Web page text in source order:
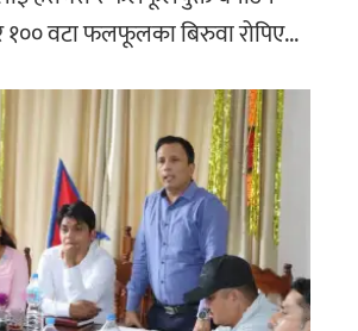
१०० वटा फलफूलका बिरुवा रोपिए...